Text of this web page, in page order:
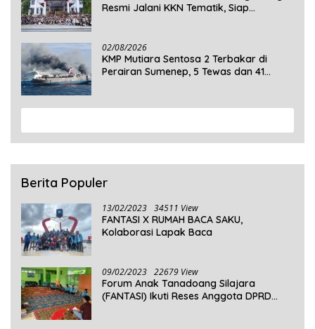
Resmi Jalani KKN Tematik, Siap
02/08/2026
KMP Mutiara Sentosa 2 Terbakar di
Perairan Sumenep, 5 Tewas dan 41
Berita Populer
13/02/2023 34511 View
FANTASI X RUMAH BACA SAKU,
Kolaborasi Lapak Baca
09/02/2023 22679 View
Forum Anak Tanadoang Silajara
(FANTASI) Ikuti Reses Anggota DPRD